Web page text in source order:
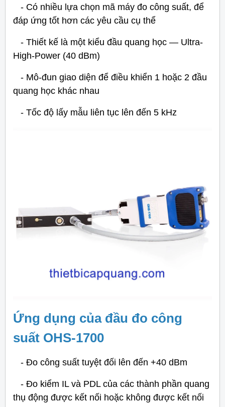
- Có nhiều lựa chọn mã máy đo công suất, để
đáp ứng tốt hơn các yêu cầu cụ thể
- Thiết kế là một kiểu đầu quang học — Ultra-
High-Power (40 dBm)
- Mô-đun giao diện để điều khiển 1 hoặc 2 đầu
quang học khác nhau
- Tốc độ lấy mẫu liên tục lên đến 5 kHz
Ứng dụng của đầu đo công
suất OHS-1700
- Đo công suất tuyệt đối lên đến +40 dBm
- Đo kiểm IL và PDL của các thành phần quang
thụ động được kết nối hoặc không được kết nối